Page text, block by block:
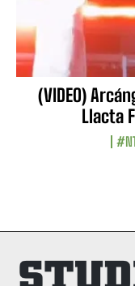
(VIDEO)
Llacta